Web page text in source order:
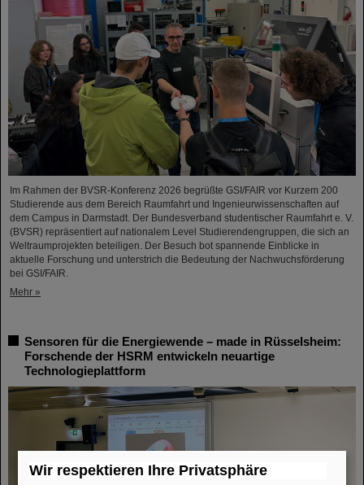
Im Rahmen der BVSR-Konferenz 2026 begrüßte GSI/FAIR vor Kurzem 200
Studierende aus dem Bereich Raumfahrt und Ingenieurwissenschaften auf
dem Campus in Darmstadt. Der Bundesverband studentischer Raumfahrt e. V.
(BVSR) repräsentiert auf nationalem Level Studierendengruppen, die sich an
Weltraumprojekten beteiligen. Der Besuch bot spannende Einblicke in
aktuelle Forschung und unterstrich die Bedeutung der Nachwuchsförderung
bei GSI/FAIR.
Mehr »
Sensoren für die Energiewende – made in Rüsselsheim:
Forschende der HSRM entwickeln neuartige
Technologieplattform
Wir respektieren Ihre Privatsphäre